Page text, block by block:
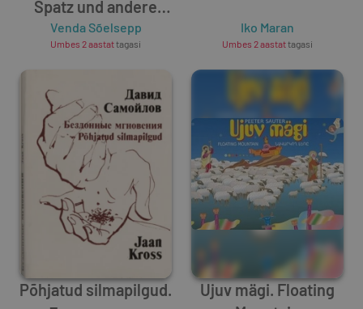
Spatz und andere
estnische
Tiermärchen
Venda Sõelsepp
Umbes 2 aastattagasi
Iko Maran
Umbes 2 aastattagasi
Põhjatud silmapilgud.
Ujuv mägi. Floating